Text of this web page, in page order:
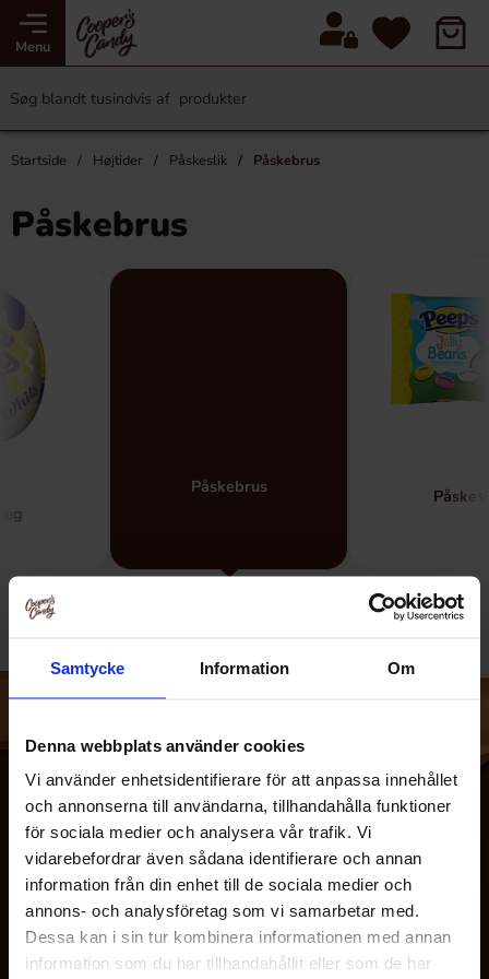
Samtycke Information Om
Denna webbplats använder cookies
Vi använder enhetsidentifierare för att anpassa innehållet
och annonserna till användarna, tillhandahålla funktioner
för sociala medier och analysera vår trafik. Vi
vidarebefordrar även sådana identifierare och annan
information från din enhet till de sociala medier och
annons- och analysföretag som vi samarbetar med.
Dessa kan i sin tur kombinera informationen med annan
information som du har tillhandahållit eller som de har
Menu
Startside Højtider Påskeslik Påskebrus
Påskebrus
Påskebrus